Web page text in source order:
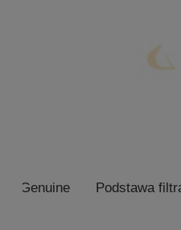
Podstawa filtra 6754-71-